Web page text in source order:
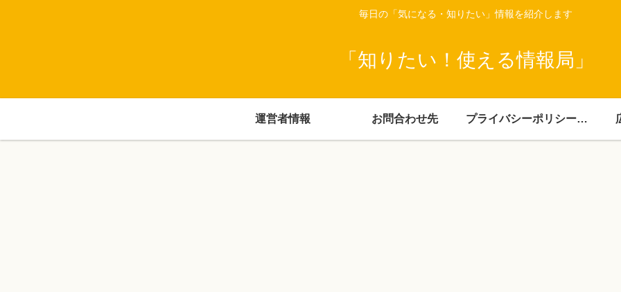
毎日の「気になる・知りたい」情報を紹介します
「知りたい！使える情報局」
運営者情報 お問合わせ先 プライバシーポリシー・免責事項